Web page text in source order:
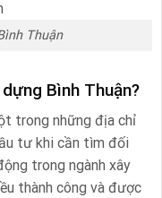
Thuận
Bình Thuận?
trong những địa chỉ
tư khi cần tìm đối
trong ngành xây
thành công và được